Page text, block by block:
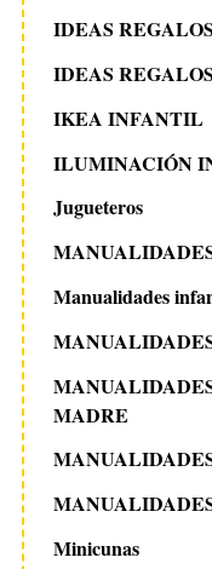
IDEAS
IDEAS
IKEA INFANTIL
ILUMINACIÓN
Jugueteros
Manualidades
MADRE
Minicunas